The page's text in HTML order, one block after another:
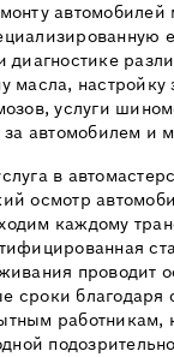
диагностике
масла, настройку
услуги
автомобилем и
в
осмотр
каждому
проводит
сроки благодаря
работникам,